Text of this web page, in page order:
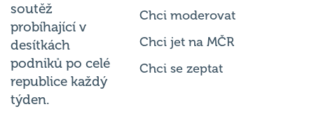
soutěž
probíhající v
desítkách
podniků po celé
republice každý
týden.
Chci moderovat
Chci jet na MČR
Chci se zeptat